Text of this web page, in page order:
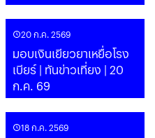
20 ก.ค. 2569
มอบเงินเยียวยาเหยื่อโรง
เบียร์ | ทันข่าวเที่ยง | 20
ก.ค. 69
18 ก.ค. 2569